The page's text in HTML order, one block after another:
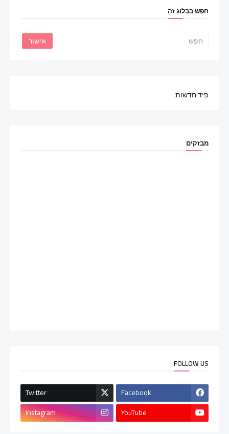
חפש בבלוג זה
פיד חדשות
מבזקים
FOLLOW US
Facebook
Twitter
YouTube
Instagram